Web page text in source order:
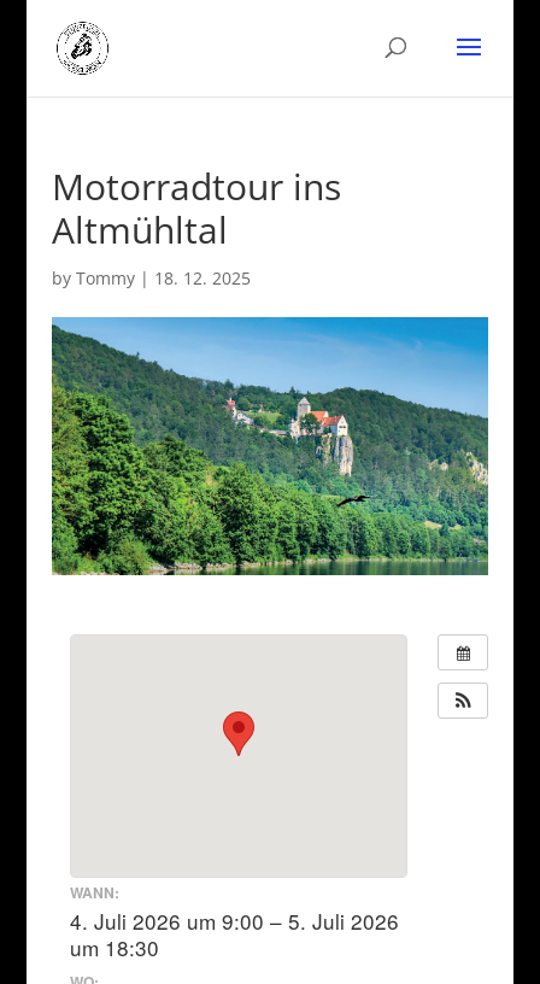
Motorradtour ins
Altmühltal
by Tommy| 18. 12. 2025
WANN:
4. Juli 2026 um 9:00 – 5. Juli 2026
um 18:30